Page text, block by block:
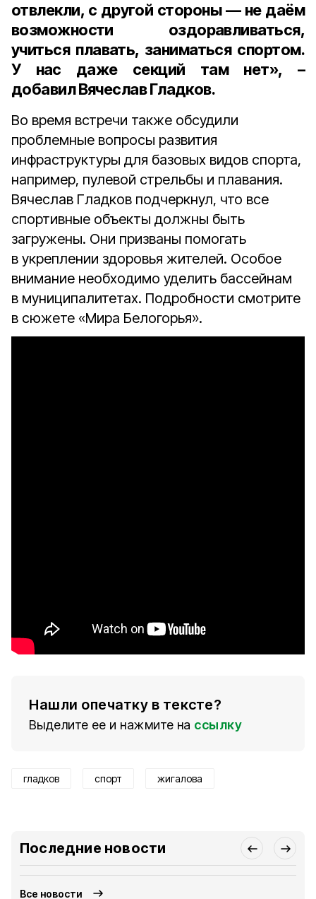
отвлекли, с другой стороны — не даём
возможности оздоравливаться,
учиться плавать, заниматься спортом.
У нас даже секций там нет», –
добавил Вячеслав Гладков.
Во время встречи также обсудили
проблемные вопросы развития
инфраструктуры для базовых видов спорта,
например, пулевой стрельбы и плавания.
Вячеслав Гладков подчеркнул, что все
спортивные объекты должны быть
загружены. Они призваны помогать
в укреплении здоровья жителей. Особое
внимание необходимо уделить бассейнам
в муниципалитетах. Подробности смотрите
в сюжете «Мира Белогорья».
Нашли опечатку в тексте?
Выделите ее и нажмите на ссылку
гладков спорт жигалова
Последние новости
Все новости